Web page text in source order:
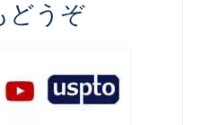
どうぞ